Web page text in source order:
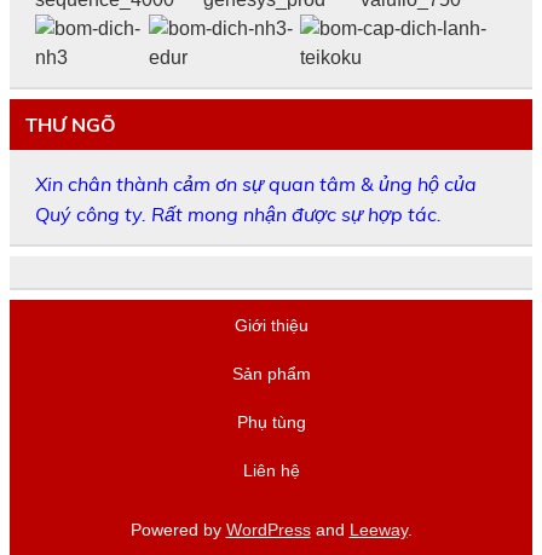
THƯ NGÕ
Xin chân thành cảm ơn sự quan tâm & ủng hộ của
Quý công ty. Rất mong nhận được sự hợp tác.
Giới thiệu
Sản phẩm
Phụ tùng
Liên hệ
Powered by WordPressand Leeway.